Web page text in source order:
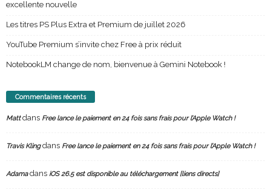
excellente nouvelle
Les titres PS Plus Extra et Premium de juillet 2026
YouTube Premium s’invite chez Free à prix réduit
NotebookLM change de nom, bienvenue à Gemini Notebook !
Commentaires récents
Mattdans Free lance le paiement en 24 fois sans frais pour l’Apple Watch !
Travis Klingdans Free lance le paiement en 24 fois sans frais pour l’Apple Watch !
Adamadans iOS 26.5 est disponible au téléchargement [liens directs]